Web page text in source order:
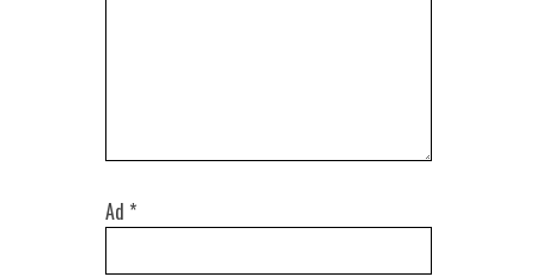
Ad *